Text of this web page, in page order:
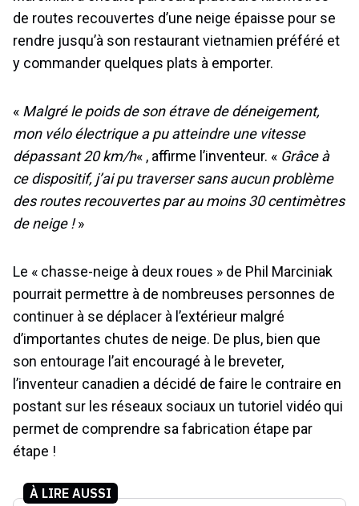
de routes recouvertes d’une neige épaisse pour se
rendre jusqu’à son restaurant vietnamien préféré et
y commander quelques plats à emporter.
« Malgré le poids de son étrave de déneigement,
mon vélo électrique a pu atteindre une vitesse
dépassant 20 km/h« , affirme l’inventeur. « Grâce à
ce dispositif, j’ai pu traverser sans aucun problème
des routes recouvertes par au moins 30 centimètres
de neige !»
Le « chasse-neige à deux roues » de Phil Marciniak
pourrait permettre à de nombreuses personnes de
continuer à se déplacer à l’extérieur malgré
d’importantes chutes de neige. De plus, bien que
son entourage l’ait encouragé à le breveter,
l’inventeur canadien a décidé de faire le contraire en
postant sur les réseaux sociaux un tutoriel vidéo qui
permet de comprendre sa fabrication étape par
étape !
À LIRE AUSSI